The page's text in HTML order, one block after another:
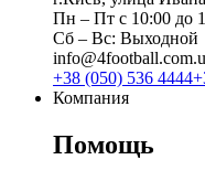
Пн ‒ Пт с 10:00 до
Сб ‒ Вс: Выходной
+38 (050) 536 4444
Компания
Помощь